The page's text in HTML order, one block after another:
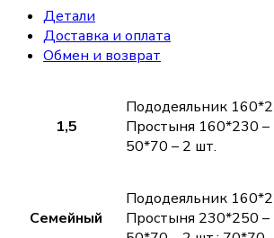
Детали
Доставка и оплата
Обмен и возврат
1,5
Пододеяльник
Простыня 160*230 –
50*70 – 2 шт.
Семейный
Пододеяльник
Простыня 230*250 –